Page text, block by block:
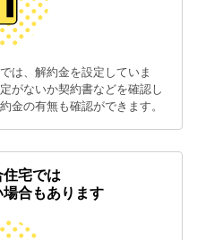
は、解約金を設定していま
がないか契約書などを確認し
金の有無も確認ができます。
宅では
合もあります